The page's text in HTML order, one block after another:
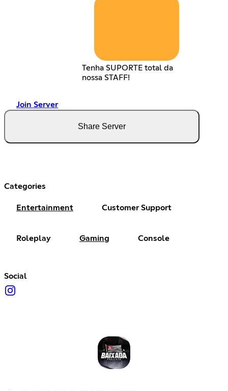
Tenha SUPORTE total da
nossa STAFF!
Join Server
Share Server
Categories
Entertainment Customer Support
Roleplay Gaming Console
Social